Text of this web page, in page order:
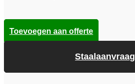
Staalaanvraag
Toevoegen aan offerte